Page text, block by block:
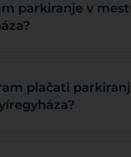
parkiranje v
plačati